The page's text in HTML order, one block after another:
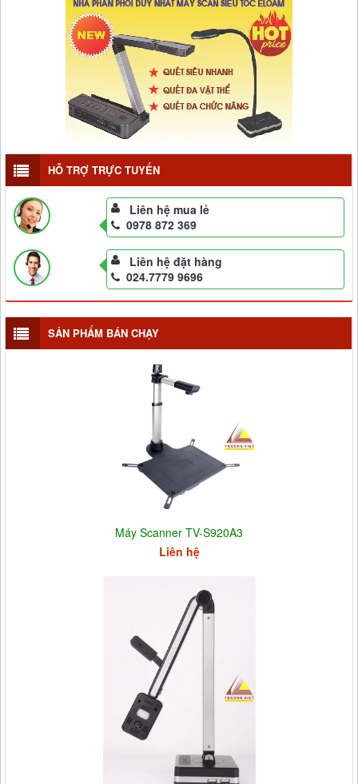
HỖ TRỢ TRỰC TUYẾN
Liên hệ mua lẻ
0978 872 369
Liên hệ đặt hàng
024.7779 9696
SẢN PHẨM BÁN CHẠY
Máy Scanner TV-S920A3
Liên hệ